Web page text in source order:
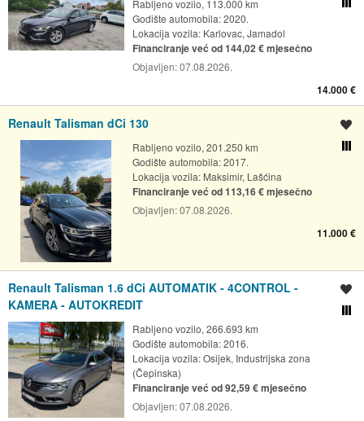
Rabljeno vozilo, 113.000 km
Godište automobila: 2020.
Lokacija vozila: Karlovac, Jamadol
Financiranje već od 144,02 € mjesečno
Objavljen:07.08.2026.
14.000 €
Renault Talisman dCi 130
Rabljeno vozilo, 201.250 km
Godište automobila: 2017.
Lokacija vozila: Maksimir, Lašćina
Financiranje već od 113,16 € mjesečno
Objavljen:07.08.2026.
11.000 €
Renault Talisman 1.6 dCi AUTOMATIK - 4CONTROL -
KAMERA - AUTOKREDIT
Rabljeno vozilo, 266.693 km
Godište automobila: 2016.
Lokacija vozila:Osijek, Industrijska zona
(Čepinska)
Financiranje već od 92,59 € mjesečno
Objavljen:07.08.2026.